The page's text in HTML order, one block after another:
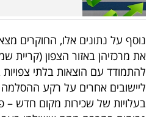
ניוזלטרים
מייל
אדום
נוסף על נתונים אלו, החוקרים
את מרכזיהן באזור הצפון (קריית
להתמודד עם הוצאות בלתי
ליישובים אחרים על רקע
בעלויות של שכירות מקום חדש –